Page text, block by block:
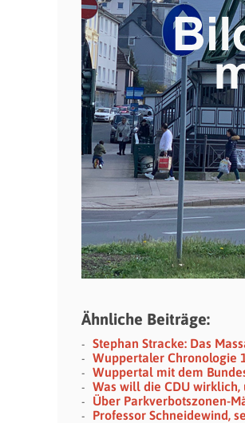
Ähnliche Beiträge:
Stephan Stracke: Das
Wuppertaler Chronologie
Wuppertal mit dem
Was will die CDU
Über Parkverbotszonen-
Professor Schneidewind,